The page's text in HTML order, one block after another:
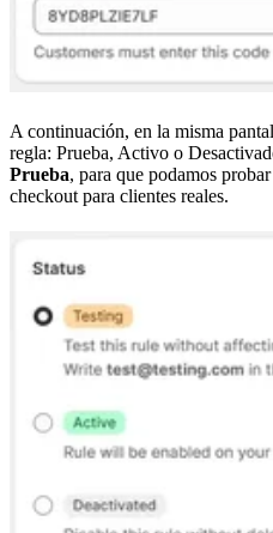
A continuación, en la misma
regla: Prueba, Activo o
Prueba, para que podamos
checkout para clientes reales.